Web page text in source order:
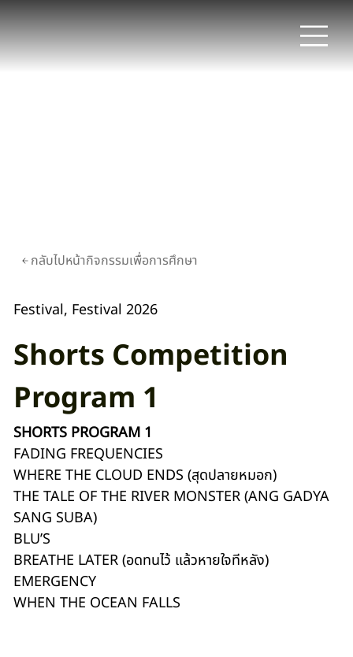
กลับไปหน้ากิจกรรมเพื่อการศึกษา
Festival, Festival 2026
Shorts Competition
Program 1
SHORTS PROGRAM 1
FADING FREQUENCIES
WHERE THE CLOUD ENDS (สุดปลายหมอก)
THE TALE OF THE RIVER MONSTER (ANG GADYA
SANG SUBA)
BLU’S
BREATHE LATER (อดทนไว้ แล้วหายใจทีหลัง)
EMERGENCY
WHEN THE OCEAN FALLS